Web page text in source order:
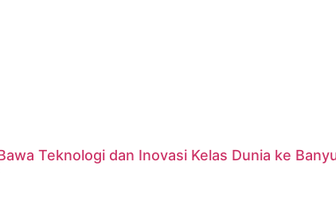
Teknologi dan Inovasi Kelas Dunia ke